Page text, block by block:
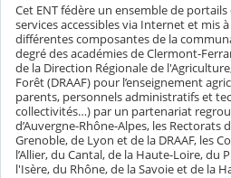
Cet ENT fédère un ensemble de
services accessibles via Internet et mis
différentes composantes de la
degré des académies de Clermont-
de la Direction Régionale de
Forêt (DRAAF) pour l’enseignement
parents, personnels administratifs et
collectivités…) par un partenariat
d’Auvergne-Rhône-Alpes, les Rectorats
Grenoble, de Lyon et de la DRAAF, les
l’Allier, du Cantal, de la Haute-Loire, du
l'Isère, du Rhône, de la Savoie et de la